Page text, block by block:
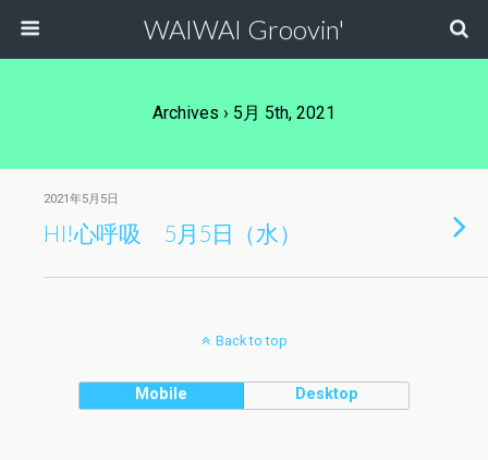
WAIWAI Groovin'
Archives › 5月 5th, 2021
2021年5月5日
HI!心呼吸 5月5日（水）
Back to top
Mobile Desktop